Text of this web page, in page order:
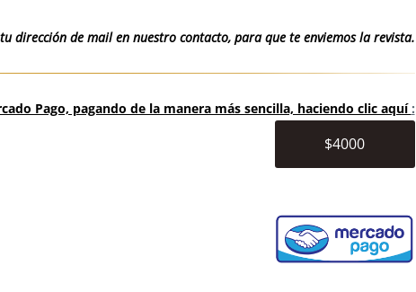
dirección de mail en nuestro contacto, para que te enviemos la revista.
Pago, pagando de la manera más sencilla, haciendo clic aquí :
$4000